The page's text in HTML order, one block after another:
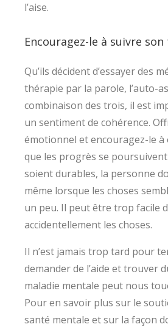
l’aise.
Encouragez-le à suivre
Qu’ils décident d’essayer des
thérapie par la parole, l’auto-
combinaison des trois, il est
un sentiment de cohérence.
émotionnel et encouragez-le
que les progrès se
soient durables, la personne
même lorsque les choses
un peu. Il peut être trop facile
accidentellement les choses.
Il n’est jamais trop tard pour
demander de l’aide et trouver
maladie mentale peut nous
Pour en savoir plus sur le
santé mentale et sur la façon